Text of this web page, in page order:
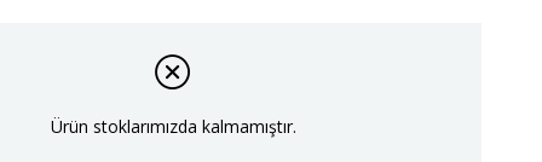
Ürün stoklarımızda kalmamıştır.